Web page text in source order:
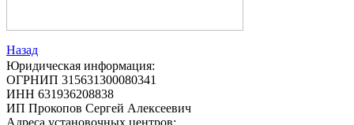
Назад
Юридическая информация:
ОГРНИП 315631300080341
ИНН 631936208838
ИП Прокопов Сергей Алексеевич
Адреса установочных центров: